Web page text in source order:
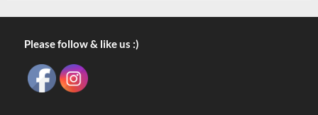
Please follow & like us :)